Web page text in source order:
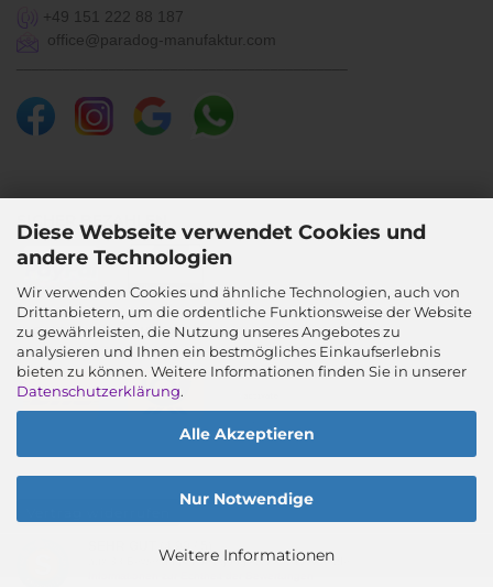
Diese Webseite verwendet Cookies und
andere Technologien
Wir verwenden Cookies und ähnliche Technologien, auch von
Drittanbietern, um die ordentliche Funktionsweise der Website
zu gewährleisten, die Nutzung unseres Angebotes zu
analysieren und Ihnen ein bestmögliches Einkaufserlebnis
bieten zu können. Weitere Informationen finden Sie in unserer
Datenschutzerklärung.
Alle Akzeptieren
Nur Notwendige
Weitere Informationen
+49 151 222 88 187
office@paradog-manufaktur.com
SICHER BEZAHLEN
SICHER VERSENDEN
(4.99 / 5)
Bewertungen bei: google.com, shopvote.de ⓘ